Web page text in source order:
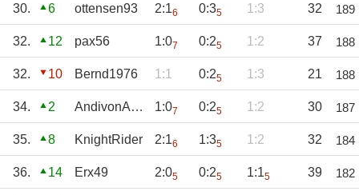
30. 6 ottensen93 2:16 0:35 1:3 32 189
32. 12 pax56 1:07 0:25 1:2 37 188
32. 10 Bernd1976 1:1 0:25 1:3 21 188
34. 2 AndivonAustria 1:07 0:25 1:2 30 187
35. 8 KnightRider 2:16 1:35 1:2 32 184
36. 14 Erx49 2:05 0:25 1:15 39 182